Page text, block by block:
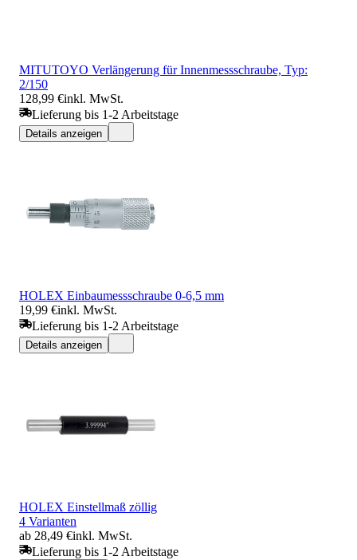
MITUTOYO Verlängerung für Innenmessschraube, Typ:
2/150
128,99 €inkl. MwSt.
Lieferung bis 1-2 Arbeitstage
Details anzeigen
HOLEX Einbaumessschraube 0-6,5 mm
19,99 €inkl. MwSt.
Lieferung bis 1-2 Arbeitstage
Details anzeigen
HOLEX Einstellmaß zöllig
4 Varianten
ab 28,49 €inkl. MwSt.
Lieferung bis 1-2 Arbeitstage